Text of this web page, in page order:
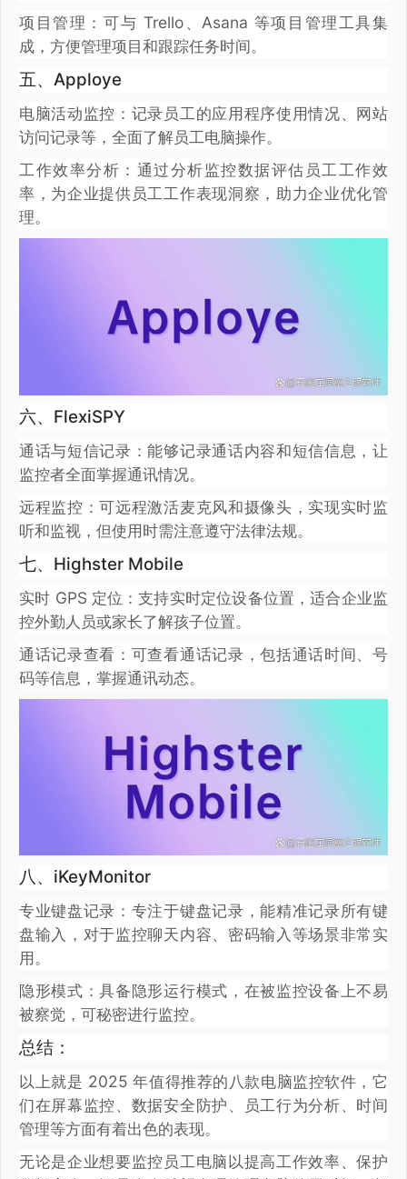
项目管理：可与 Trello、Asana 等项目管理工具集
成，方便管理项目和跟踪任务时间。
五、Apploye
电脑活动监控：记录员工的应用程序使用情况、网站
访问记录等，全面了解员工电脑操作。
工作效率分析：通过分析监控数据评估员工工作效
率，为企业提供员工工作表现洞察，助力企业优化管
理。
六、FlexiSPY
通话与短信记录：能够记录通话内容和短信信息，让
监控者全面掌握通讯情况。
远程监控：可远程激活麦克风和摄像头，实现实时监
听和监视，但使用时需注意遵守法律法规。
七、Highster Mobile
实时 GPS 定位：支持实时定位设备位置，适合企业监
控外勤人员或家长了解孩子位置。
通话记录查看：可查看通话记录，包括通话时间、号
码等信息，掌握通讯动态。
八、iKeyMonitor
专业键盘记录：专注于键盘记录，能精准记录所有键
盘输入，对于监控聊天内容、密码输入等场景非常实
用。
隐形模式：具备隐形运行模式，在被监控设备上不易
被察觉，可秘密进行监控。
总结：
以上就是 2025 年值得推荐的八款电脑监控软件，它
们在屏幕监控、数据安全防护、员工行为分析、时间
管理等方面有着出色的表现。
无论是企业想要监控员工电脑以提高工作效率、保护